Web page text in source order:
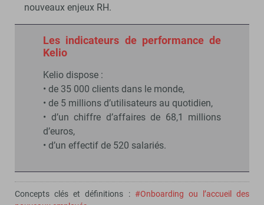
nouveaux enjeux RH.
Les indicateurs de performance de
Kelio
Kelio dispose :
• de 35 000 clients dans le monde,
• de 5 millions d’utilisateurs au quotidien,
• d’un chiffre d’affaires de 68,1 millions
d’euros,
• d’un effectif de 520 salariés.
Concepts clés et définitions : #Onboarding ou l’accueil des